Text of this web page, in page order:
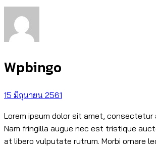
Wpbingo
15 มิถุนายน 2561
Lorem ipsum dolor sit amet, consectetur
Nam fringilla augue nec est tristique
at libero vulputate rutrum. Morbi ornare